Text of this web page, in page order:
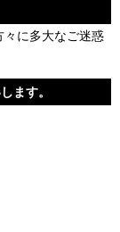
々に多大なご迷惑
ます。